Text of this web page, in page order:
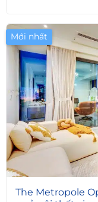
Mới nhất
5
The Metropole